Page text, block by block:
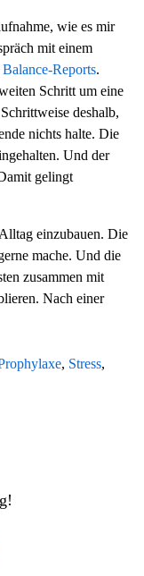
wie es mir
mit einem
Balance-Reports.
Schritt um eine
deshalb,
nichts halte. Die
Und der
gelingt
einzubauen. Die
mache. Und die
zusammen mit
Nach einer
, Stress,